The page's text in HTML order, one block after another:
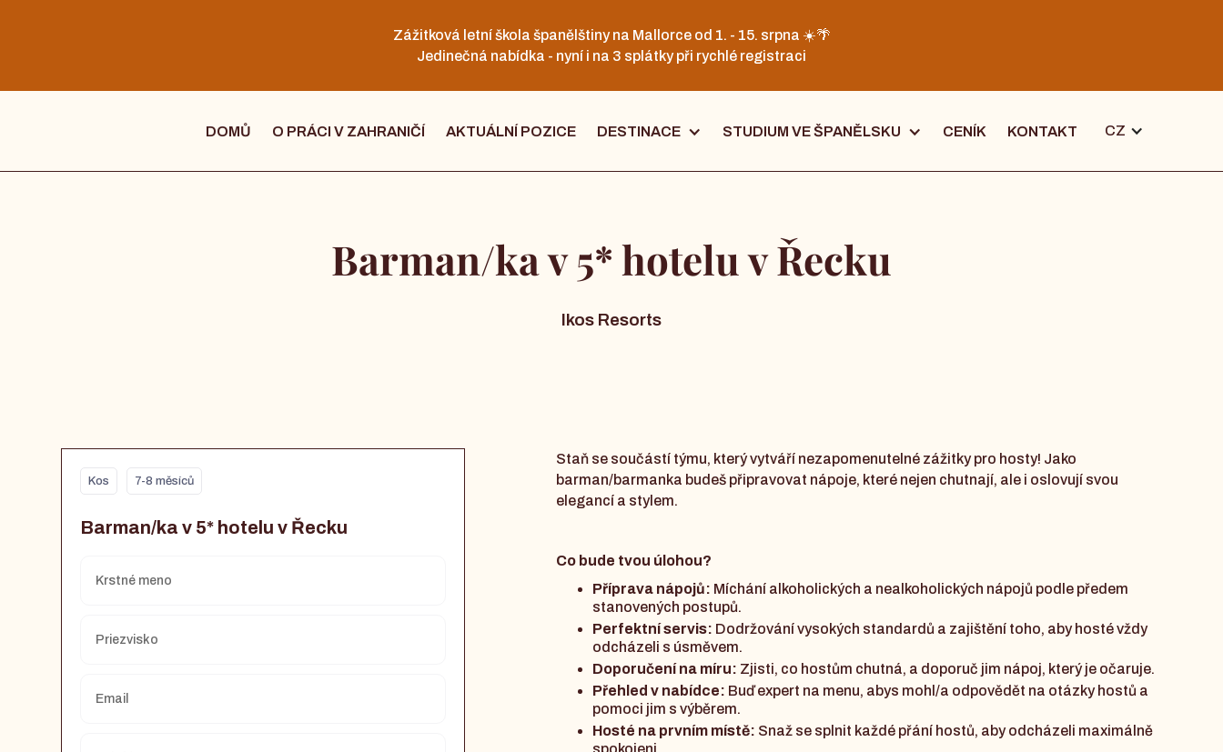
Zážitková letní škola španělštiny na Mallorce od 1. - 15. srpna ☀️🌴
Jedinečná nabídka - nyní i na 3 splátky při rychlé registraci
DOMŮ O PRÁCI V ZAHRANIČÍ AKTUÁLNÍ POZICE DESTINACE STUDIUM VE ŠPANĚLSKU CENÍK KONTAKT CZ
Barman/ka v 5* hotelu v Řecku
Ikos Resorts
Kos 7-8 měsíců
Barman/ka v 5* hotelu v Řecku
Staň se součástí týmu, který vytváří nezapomenutelné zážitky pro hosty! Jako
barman/barmanka budeš připravovat nápoje, které nejen chutnají, ale i oslovují svou
elegancí a stylem.
Co bude tvou úlohou?
Příprava nápojů: Míchání alkoholických a nealkoholických nápojů podle předem
stanovených postupů.
Perfektní servis: Dodržování vysokých standardů a zajištění toho, aby hosté vždy
odcházeli s úsměvem.
Doporučení na míru: Zjisti, co hostům chutná, a doporuč jim nápoj, který je očaruje.
Přehled v nabídce: Buď expert na menu, abys mohl/a odpovědět na otázky hostů a
pomoci jim s výběrem.
Hosté na prvním místě: Snaž se splnit každé přání hostů, aby odcházeli maximálně